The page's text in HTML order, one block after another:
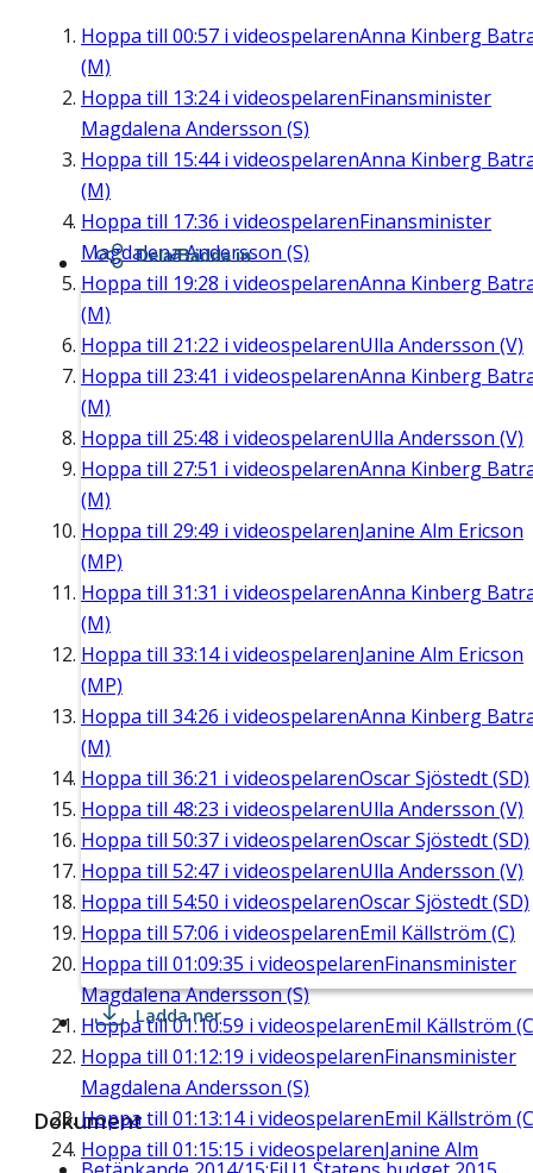
Hoppa till 00:57 i videospelarenAnna Kinberg
(M)
Hoppa till 13:24i videospelarenFinansminister
Magdalena Andersson (S)
Hoppa till 15:44i videospelarenAnna Kinberg
(M)
Hoppa till 17:36 i videospelarenFinansminister
Magdalena Andersson (S)
Hoppa till 19:28 i videospelarenAnna Kinberg
(M)
Hoppa till 21:22 i videospelarenUlla Andersson (V)
Hoppa till 23:41 i videospelarenAnna Kinberg
(M)
Hoppa till 25:48 i videospelarenUlla Andersson (V)
Hoppa till 27:51 i videospelarenAnna Kinberg
(M)
Hoppa till 29:49 i videospelarenJanine Alm Ericson
(MP)
Hoppa till 31:31 i videospelarenAnna Kinberg
(M)
Hoppa till 33:14i videospelarenJanine Alm Ericson
(MP)
Hoppa till 34:26 i videospelarenAnna Kinberg
(M)
Hoppa till 36:21 i videospelarenOscar Sjöstedt (SD)
Hoppa till 48:23 i videospelarenUlla Andersson (V)
Hoppa till 50:37 i videospelarenOscar Sjöstedt (SD)
Hoppa till 52:47 i videospelarenUlla Andersson (V)
Hoppa till 54:50 i videospelarenOscar Sjöstedt (SD)
Hoppa till 57:06 i videospelarenEmil Källström (C)
Hoppa till 01:09:35 i videospelarenFinansminister
Magdalena Andersson (S)
Hoppa till01:10:59 i videospelarenEmil Källström
Hoppa till 01:12:19 i videospelarenFinansminister
Magdalena Andersson (S)
Hoppa till 01:13:14i videospelarenEmil Källström
Hoppa till 01:15:15 i videospelarenJanine Alm
Dela/Bädda in
Ladda ner
Dokument